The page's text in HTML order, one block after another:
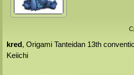
kred, Origami Tanteidan 13th
Keiichi